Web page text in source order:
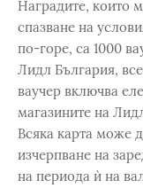
Наградите, които
спазване на
по-горе, са 1000
Лидл България,
ваучер включва
магазините на
Всяка карта може
изчерпване на
на периода ѝ на